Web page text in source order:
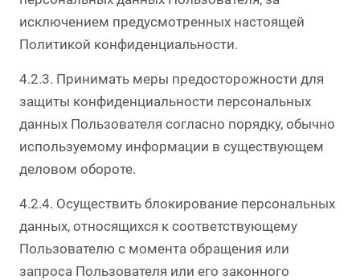
исключением предусмотренных настоящей
Политикой конфиденциальности.
4.2.3. Принимать меры предосторожности для
защиты конфиденциальности персональных
данных Пользователя согласно порядку, обычно
используемому информации в существующем
деловом обороте.
4.2.4. Осуществить блокирование персональных
данных, относящихся к соответствующему
Пользователю с момента обращения или
запроса Пользователя или его законного